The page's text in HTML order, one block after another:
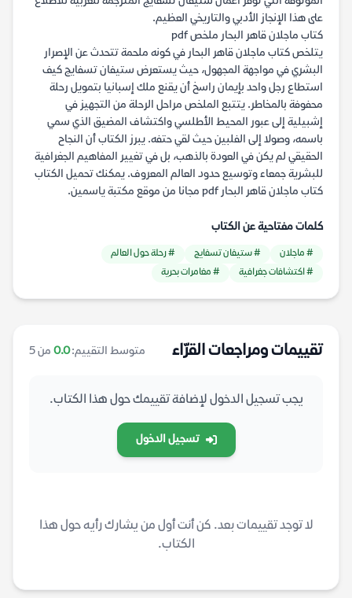
على هذا الإنجاز الأدبي والتاريخي العظيم.
كتاب ماجلان قاهر البحار ملخص pdf
يتلخص كتاب ماجلان قاهر البحار في كونه ملحمة تتحدث عن الإصرار
البشري في مواجهة المجهول، حيث يستعرض ستيفان تسفايج كيف
استطاع رجل واحد بإيمان راسخ أن يقنع ملك إسبانيا بتمويل رحلة
محفوفة بالمخاطر. يتتبع الملخص مراحل الرحلة من التجهيز في
إشبيلية إلى عبور المحيط الأطلسي واكتشاف المضيق الذي سمي
باسمه، وصولا إلى الفلبين حيث لقي حتفه. يبرز الكتاب أن النجاح
الحقيقي لم يكن في العودة بالذهب، بل في تغيير المفاهيم الجغرافية
للبشرية جمعاء وتوسيع حدود العالم المعروف. يمكنك تحميل الكتاب
كتاب ماجلان قاهر البحار pdf مجانا من موقع مكتبة ياسمين.
كلمات مفتاحية عن الكتاب
# ماجلان # ستيفان تسفايج
# رحلة حول العالم
# اكتشافات جغرافية
# مغامرات بحرية
تقييمات ومراجعات القرّاء متوسط التقييم:0.0 من 5
يجب تسجيل الدخول لإضافة تقييمك حول هذا الكتاب.
تسجيل الدخول
لا توجد تقييمات بعد. كن أنت أول من يشارك رأيه حول هذا
الكتاب.